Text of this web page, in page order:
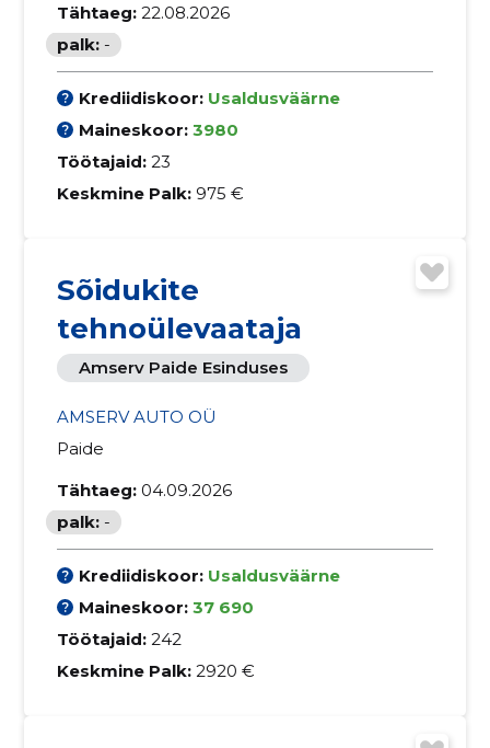
Tähtaeg: 22.08.2026
palk: -
Krediidiskoor: Usaldusväärne
Maineskoor: 3980
Töötajaid: 23
Keskmine Palk: 975 €
Sõidukite
tehnoülevaataja
Amserv Paide Esinduses
AMSERV AUTO OÜ
Paide
Tähtaeg: 04.09.2026
palk: -
Krediidiskoor: Usaldusväärne
Maineskoor: 37 690
Töötajaid: 242
Keskmine Palk: 2920 €